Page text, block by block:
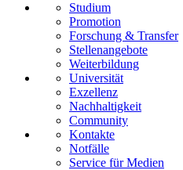
Studium
Promotion
Forschung & Transfer
Stellenangebote
Weiterbildung
Universität
Exzellenz
Nachhaltigkeit
Community
Kontakte
Notfälle
Service für Medien